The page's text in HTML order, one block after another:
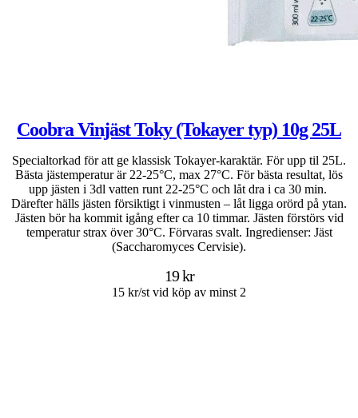
Coobra Vinjäst Toky (Tokayer typ) 10g 25L
Specialtorkad för att ge klassisk Tokayer-karaktär. För upp til 25L.
Bästa jästemperatur är 22-25°C, max 27°C. För bästa resultat, lös
upp jästen i 3dl vatten runt 22-25°C och låt dra i ca 30 min.
Därefter hälls jästen försiktigt i vinmusten – låt ligga orörd på ytan.
Jästen bör ha kommit igång efter ca 10 timmar. Jästen förstörs vid
temperatur strax över 30°C. Förvaras svalt. Ingredienser: Jäst
(Saccharomyces Cervisie).
19 kr
15 kr/st vid köp av minst 2